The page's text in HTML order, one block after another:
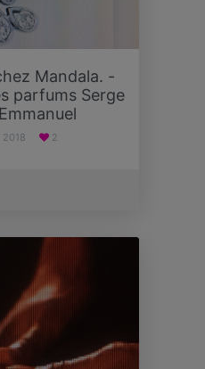
Mandala. -
parfums Serge
2018 2